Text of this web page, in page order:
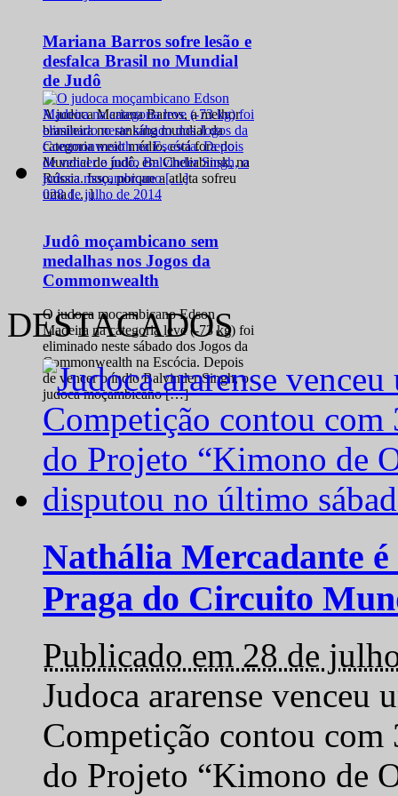
Mariana Barros sofre lesão e
desfalca Brasil no Mundial
de Judô
A judoca Mariana Barros, a melhor
brasileira no ranking mundial da
categoria meio médio, está fora do
Mundial de judô, em Cheliabinsk, na
Rússia. Isso, porque a atleta sofreu
uma […]
028 de julho de 2014
Judô moçambicano sem
medalhas nos Jogos da
Commonwealth
O judoca moçambicano Edson
Madeira na categoria leve (-73 kg) foi
eliminado neste sábado dos Jogos da
Commonwealth na Escócia. Depois
de vencer o índio Balvinder Singh, o
judoca moçambicano […]
DESTACADOS
Nathália Mercadante
Praga do Circuito
Publicado em 28 de
Judoca ararense venceu
Competição contou com
do Projeto “Kimono de